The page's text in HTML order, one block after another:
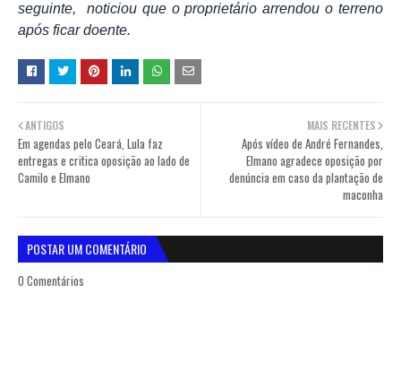
seguinte, noticiou que o proprietário arrendou o terreno
após ficar doente.
MAIS RECENTES
Após vídeo de André Fernandes,
Elmano agradece oposição por
denúncia em caso da plantação de
maconha
ANTIGOS
Em agendas pelo Ceará, Lula faz
entregas e critica oposição ao lado de
Camilo e Elmano
POSTAR UM COMENTÁRIO
0 Comentários